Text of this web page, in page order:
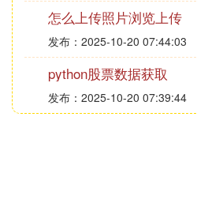
怎么上传照片浏览上传
发布：2025-10-20 07:44:03
python股票数据获取
发布：2025-10-20 07:39:44